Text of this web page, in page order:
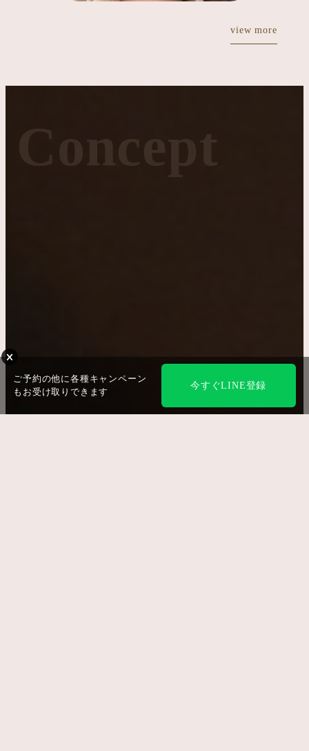
view more
Concept
ご予約の他に各種キャンペーン
もお受け取りできます
今すぐLINE登録